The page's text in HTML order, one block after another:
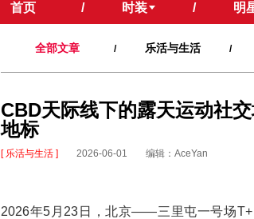
首页 / 时装 / 明
全部文章 / 乐活与生活 /
CBD天际线下的露天运动社
地标
[ 乐活与生活 ] 2026-06-01 编辑：AceYan
2026年5月23日，北京——三里屯一号场